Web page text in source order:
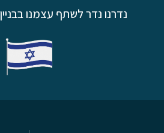
נדרנו נדר לשתף עצמנו